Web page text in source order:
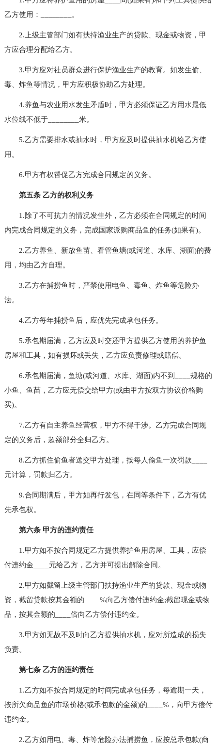
乙方使用：________。
2.上级主管部门如有扶持渔业生产的贷款、现金或物资，甲
方应合理分配给乙方。
3.甲方应对社员群众进行保护渔业生产的教育。如发生偷、
毒、炸鱼等情况，甲方应积极协助乙方处理。
4.养鱼与农业用水发生矛盾时，甲方必须保证乙方用水最低
水位线不低于________米。
5.乙方需要排水或抽水时，甲方应及时提供抽水机给乙方使
用。
6.甲方有权督促乙方完成合同规定的义务。
第五条 乙方的权利义务
1.除了不可抗力的情况发生外，乙方必须在合同规定的时间
内完成合同规定的义务，完成国家派购商品鱼的任务(如果有)。
2.乙方养鱼、新放鱼苗、看管鱼塘(或河道、水库、湖面)的费
用，均由乙方自理。
3.乙方在捕捞鱼时，严禁使用电鱼、毒鱼、炸鱼等危险办
法。
4.乙方每年捕捞鱼后，应优先完成承包任务。
5.承包期届满，乙方应及时交还甲方提供乙方使用的养护鱼
房屋和工具，如有损坏或丢失，乙方应负责修理或赔偿。
6.承包期届满，鱼塘(或河道、水库、湖面)内不到____规格的
小鱼、鱼苗，乙方应无偿交给甲方(或由甲方按双方协议价格购
买)。
7.乙方有自主养鱼经营权，甲方不得干涉。乙方完成合同规
定的义务后，超额部分全归乙方。
8.乙方抓住偷鱼者送交甲方处理，按每人偷鱼一次罚款____
元计算，罚款归乙方。
9.合同期满后，甲方如再行发包，在同等条件下，乙方有优
先承包权。
第六条 甲方的违约责任
1.甲方如不按合同规定乙方提供养护鱼用房屋、工具，应偿
付违约金____元给乙方，乙方并可提出解除合同。
2.甲方如截留上级主管部门扶持渔业生产的贷款、现金或物
资，截留贷款按其金额的____%向乙方偿付违约金;截留现金或物
品，按其金额的____倍向乙方偿付违约金。
3.甲方如无故不及时向乙方提供抽水机，应对所造成的损失
负责。
第七条 乙方的违约责任
1.乙方如不按合同规定的时间完成承包任务，每逾期一天，
按所欠商品鱼的市场价格(或承包款的金额)的____%，向甲方偿付
违约金。
2.乙方如用电、毒、炸等危险办法捕捞鱼，应按总承包款(商